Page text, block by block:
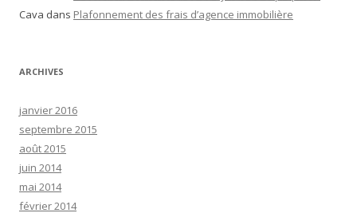
Cava dans Plafonnement des frais d’agence immobilière
ARCHIVES
janvier 2016
septembre 2015
août 2015
juin 2014
mai 2014
février 2014